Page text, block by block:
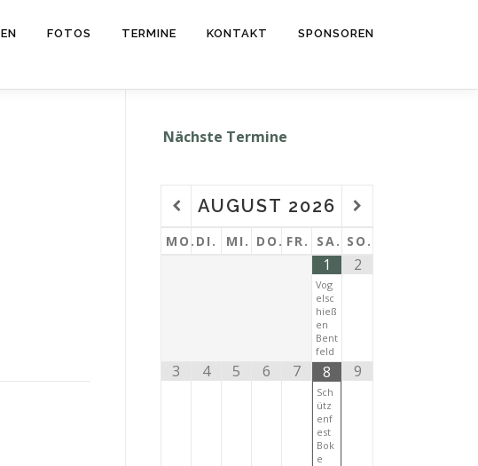
FOTOS TERMINE KONTAKT SPONSOREN
Nächste Termine
AUGUST 2026
MO. DI. MI. DO. FR. SA. SO.
1
Vog
elsc
hieß
en
Bent
feld
2
3 4 5 6 7 8
Sch
ütz
enf
est
Bok
e
9